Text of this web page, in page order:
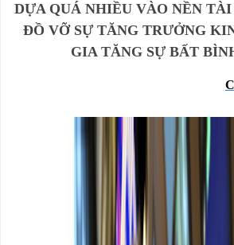
DỰA QUÁ NHIỀU VÀO NỀN
ĐỒ VỠ SỰ TĂNG TRƯỞNG
GIA TĂNG SỰ BẤT